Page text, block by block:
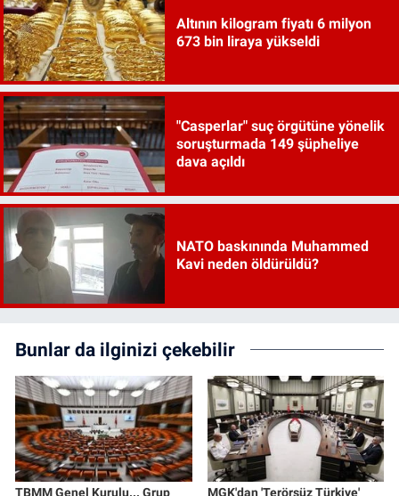
Altının kilogram fiyatı 6 milyon
673 bin liraya yükseldi
"Casperlar" suç örgütüne yönelik
soruşturmada 149 şüpheliye
dava açıldı
NATO baskınında Muhammed
Kavi neden öldürüldü?
Bunlar da ilginizi çekebilir
TBMM Genel Kurulu... Grup
MGK'dan 'Terörsüz Türkiye'